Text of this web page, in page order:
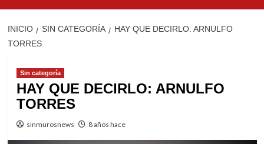
INICIO SIN CATEGORÍA
HAY QUE DECIRLO: ARNULFO
TORRES
Sin categoría
HAY QUE DECIRLO: ARNULFO
TORRES
sinmurosnews 8 años hace